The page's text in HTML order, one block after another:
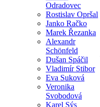
Odradovec
Rostislav Opršal
Janko Račko
Marek Řezanka
Alexandr
Schönfeld
Dušan Spáčil
Vladimír Stibor
Eva Suková
Veronika
Svobodová
Karel Sýs